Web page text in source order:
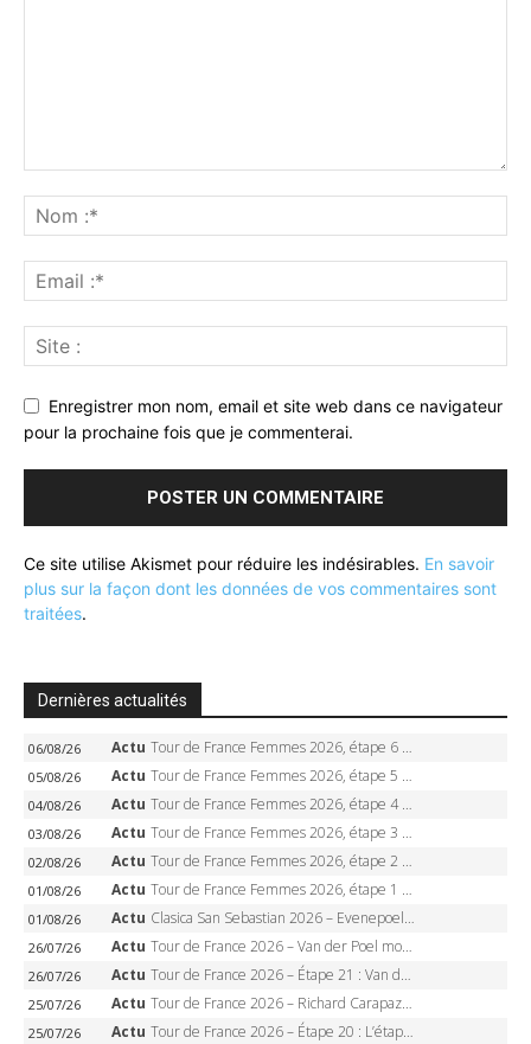
Enregistrer mon nom, email et site web dans ce navigateur
pour la prochaine fois que je commenterai.
Ce site utilise Akismet pour réduire les indésirables. En savoir
plus sur la façon dont les données de vos commentaires sont
traitées.
Dernières actualités
06/08/26 Actu Tour de France Femmes 2026, étape 6 – Kim Le Court-Pienaar gagne à Tournon, Reusser en jaune
05/08/26 Actu Tour de France Femmes 2026, étape 5 – Demi Vollering gagne à Belleville, Reusser en jaune, Ferrand-Prévot coule
04/08/26 Actu Tour de France Femmes 2026, étape 4 – Marlen Reusser écrase le chrono, Ferrand-Prévot en crise
03/08/26 Actu Tour de France Femmes 2026, étape 3 – Sigrid Haugset en solitaire, 88 km d’échappée, maillot jaune
02/08/26 Actu Tour de France Femmes 2026, étape 2 – Lorena Wiebes doublé à Genève, Markus héroïque, 7e record
01/08/26 Actu Tour de France Femmes 2026, étape 1 – Lorena Wiebes intouchable à Lausanne, premier maillot jaune
01/08/26 Actu Clasica San Sebastian 2026 – Evenepoel recordman, 4e victoire, Carapaz battu au sprint
26/07/26 Actu Tour de France 2026 – Van der Poel monumental à Paris, Pogacar égale le record des cinq sacres
26/07/26 Actu Tour de France 2026 – Étape 21 : Van der Poel, Pogacar, qui succédera à Wout van Aert sur les Champs-Elysées ?
25/07/26 Actu Tour de France 2026 – Richard Carapaz roi des Alpes, doublé et maillot à pois, Seixas perd le podium
25/07/26 Actu Tour de France 2026 – Étape 20 : L’étape reine, Galibier, Sarenne, Alpe d’Huez, qui succédera à Pogacar ?